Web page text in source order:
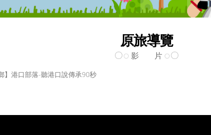
原旅導覽
影 片
】港口部落-聽港口說傳承90秒